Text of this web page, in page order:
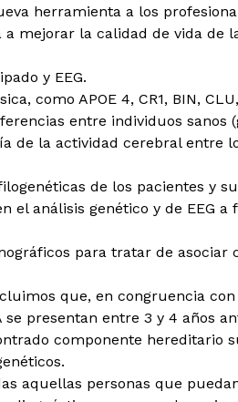
herramienta a los
mejorar la calidad de vida de
y EEG.
como APOE 4, CR1, BIN, CLU,
entre individuos sanos
de la actividad cerebral
de los pacientes y
el análisis genético y de EEG
para tratar de
que, en congruencia
presentan entre 3 y 4 años
componente hereditario
aquellas personas que